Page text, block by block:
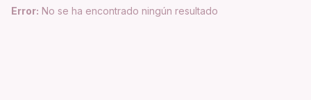
Error: No se ha encontrado ningún resultado